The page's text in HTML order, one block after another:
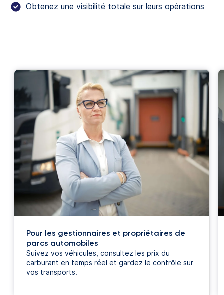
Obtenez une visibilité totale sur leurs opérations
Pour les gestionnaires et propriétaires de
parcs automobiles
Suivez vos véhicules, consultez les prix du
carburant en temps réel et gardez le contrôle sur
vos transports.